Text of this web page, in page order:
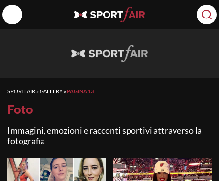
SPORTFAIR »GALLERY » PAGINA 13
Foto
Immagini, emozioni e racconti sportivi attraverso la
fotografia